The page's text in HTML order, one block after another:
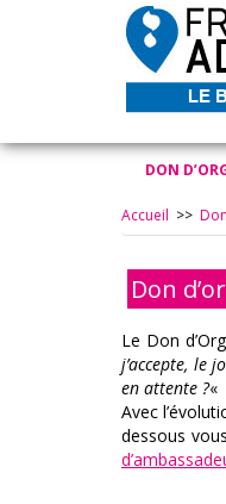
DON
Accueil >>
Don
Le Don
j’accepte, le
en attente ?«
Avec
dessous